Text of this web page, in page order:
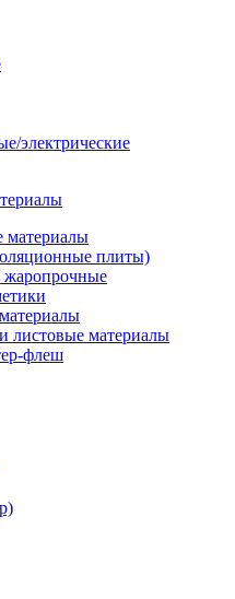
электрические
материалы
плиты)
жаропрочные
листовые материалы
флеш